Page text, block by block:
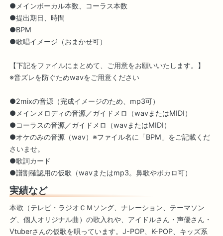
●メインボーカル本数、コーラス本数
●提出期日、時間
●BPM
●歌唱イメージ（おまかせ可）
【下記をファイルにまとめて、ご用意をお願いいたします。】
※音ズレを防ぐためwavをご用意ください
●2mixの音源（完成イメージのため、mp3可）
●メインメロディの音源／ガイドメロ（wavまたはMIDI）
●コーラスの音源／ガイドメロ（wavまたはMIDI）
●オケのみの音源（wav）※ファイル名に「BPM」をご記載くだ
さいませ。
●歌詞カード
●譜割確認用の仮歌（wavまたはmp3。鼻歌やボカロ可）
実績など
本歌（テレビ・ラジオＣＭソング、ナレーション、テーマソン
グ、個人オリジナル曲）の歌入れや、アイドルさん・声優さん・
Vtuberさんの仮歌を唄っています。J-POP、K-POP、キッズ系